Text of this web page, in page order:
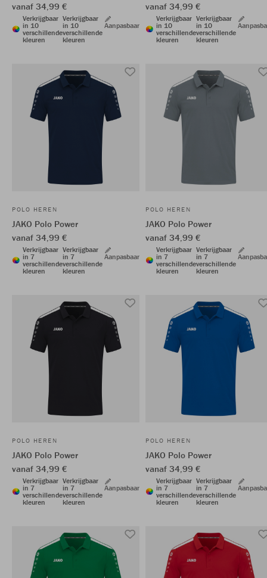
vanaf 34,99 €
Verkrijgbaar
in 10
verschillende
kleuren
Verkrijgbaar
in 10
verschillende
kleuren
Aanpasbaar
vanaf 34,99 €
Verkrijgbaar
in 10
verschillende
kleuren
Verkrijgbaar
in 10
verschillende
kleuren
POLO HEREN
JAKO Polo Power
vanaf 34,99 €
Verkrijgbaar
in 7
verschillende
kleuren
Verkrijgbaar
in 7
verschillende
kleuren
Aanpasbaar
POLO HEREN
JAKO Polo Power
vanaf 34,99 €
Verkrijgbaar
in 7
verschillende
kleuren
Verkrijgbaar
in 7
verschillende
kleuren
POLO HEREN
JAKO Polo Power
vanaf 34,99 €
Verkrijgbaar
in 7
verschillende
kleuren
Verkrijgbaar
in 7
verschillende
kleuren
Aanpasbaar
POLO HEREN
JAKO Polo Power
vanaf 34,99 €
Verkrijgbaar
in 7
verschillende
kleuren
Verkrijgbaar
in 7
verschillende
kleuren